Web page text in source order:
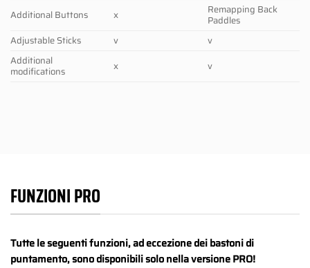
Additional Buttons
x Remapping Back
Paddles
Adjustable Sticks
v
v
Additional
modifications x v
FUNZIONI PRO
Tutte le seguenti funzioni, ad eccezione dei bastoni di
puntamento, sono disponibili solo nella versione PRO!